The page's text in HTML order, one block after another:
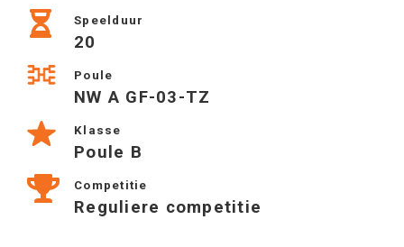
Speelduur
20
Poule
NW A GF-03-TZ
Klasse
Poule B
Competitie
Reguliere competitie